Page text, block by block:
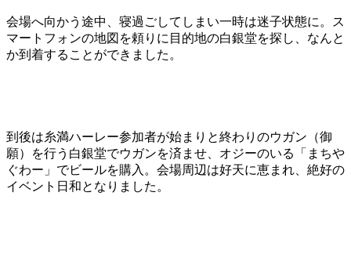
会場へ向かう途中、寝過ごしてしまい一時は迷子状態に。ス
マートフォンの地図を頼りに目的地の白銀堂を探し、なんと
か到着することができました。
到後は糸満ハーレー参加者が始まりと終わりのウガン（御
願）を行う白銀堂でウガンを済ませ、オジーのいる「まちや
ぐわー」でビールを購入。会場周辺は好天に恵まれ、絶好の
イベント日和となりました。